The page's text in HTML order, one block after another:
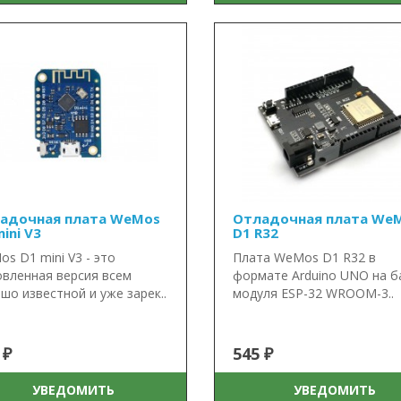
плата WeMos
V3
D1 mini V3 - это
версия всем
известной и уже зарек..
УВЕДОМИТЬ
Отладочная плата
D1 R32
Плата WeMos D1 R32 в
формате Arduino UNO на
модуля ESP-32 WROOM-3..
545 ₽
УВЕДОМИТЬ